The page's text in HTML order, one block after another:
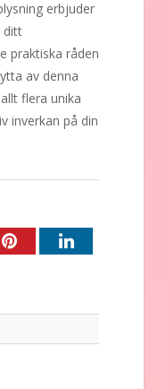
erbjuder
ditt
praktiska råden
av denna
flera unika
inverkan på din
PinterestLinkedIn